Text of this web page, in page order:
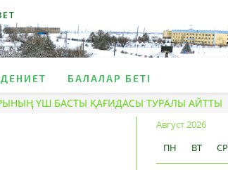
БАЛАЛАР БЕТІ
ҮШ БАСТЫ ҚАҒИДАСЫ ТУРАЛЫ АЙТТЫ
Август 2026
ПН
ВТ СР